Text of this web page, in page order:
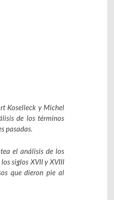
Koselleck y Michel
de los términos
pasadas.
el análisis de los
siglos XVII y XVIII
que dieron pie al